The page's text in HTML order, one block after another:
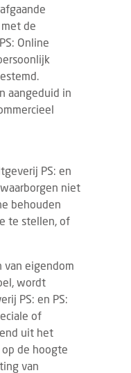
de
Online
aangeduid in
PS: en
niet
behouden
te stellen, of
van eigendom
wordt
PS: en PS:
of
uit het
de hoogte
van